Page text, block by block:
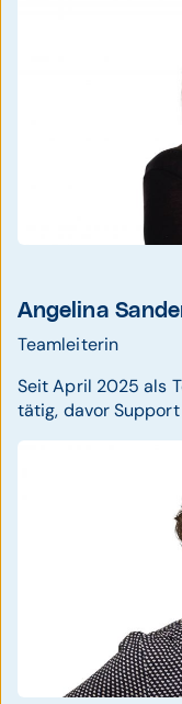
Angelina
Teamleiterin
Seit April 2025 als
tätig, davor